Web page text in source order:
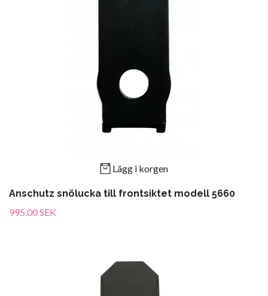
Lägg i korgen
Anschutz snölucka till frontsiktet modell 5660
995.00 SEK